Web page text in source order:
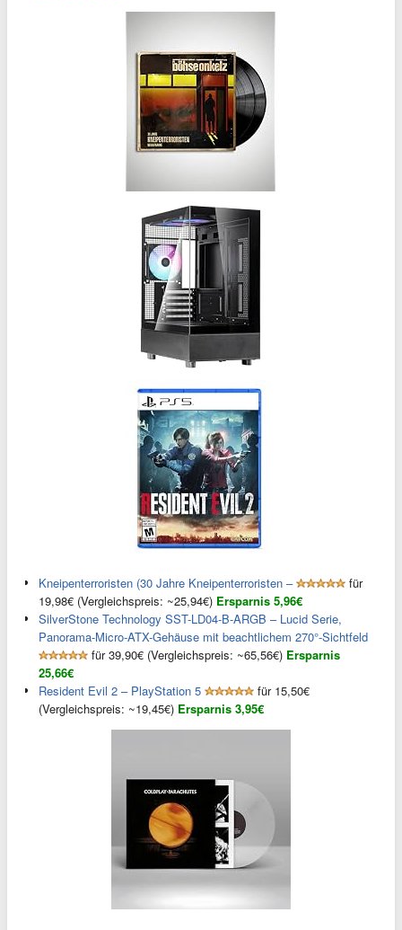
Kneipenterroristen (30 Jahre Kneipenterroristen –
für
19,98€ (Vergleichspreis: ~25,94€) Ersparnis 5,96€
SilverStone Technology SST-LD04-B-ARGB – Lucid Serie,
Panorama-Micro-ATX-Gehäuse mit beachtlichem 270°-Sichtfeld
für 39,90€ (Vergleichspreis: ~65,56€) Ersparnis
25,66€
Resident Evil 2 – PlayStation 5
für 15,50€
(Vergleichspreis: ~19,45€) Ersparnis 3,95€